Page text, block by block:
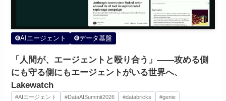
AIエージェント データ基盤
「人間が、エージェントと殴り合う」——攻める側
にも守る側にもエージェントがいる世界へ、
Lakewatch
#AIエージェント #DataAISummit2026 #databricks
#genie